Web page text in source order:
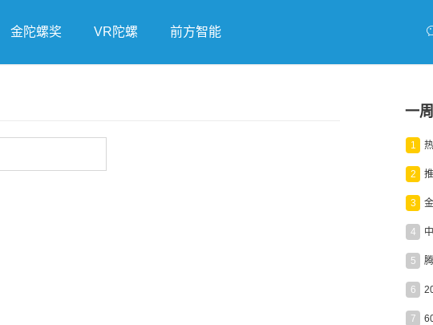
金陀螺奖 VR陀螺 前方智能
一
1
2
3
4
5
6
7